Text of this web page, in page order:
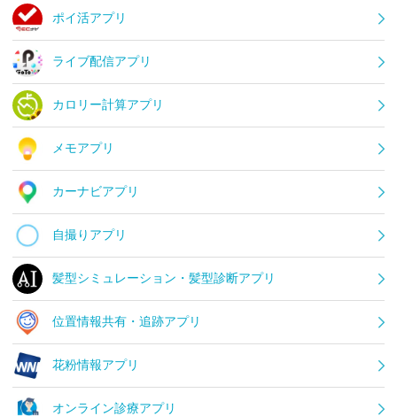
ポイ活アプリ
ライブ配信アプリ
カロリー計算アプリ
メモアプリ
カーナビアプリ
自撮りアプリ
髪型シミュレーション・髪型診断アプリ
位置情報共有・追跡アプリ
花粉情報アプリ
オンライン診療アプリ